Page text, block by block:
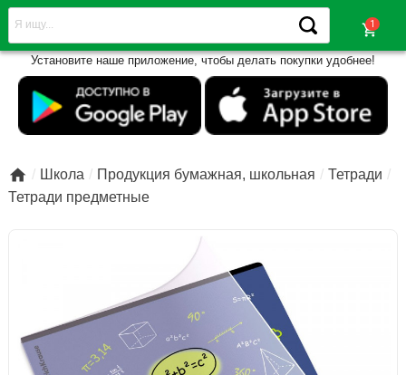
shopping_cart
Установите наше приложение, чтобы делать покупки удобнее!
 Школа Продукция бумажная, школьная
Тетради
Тетради предметные